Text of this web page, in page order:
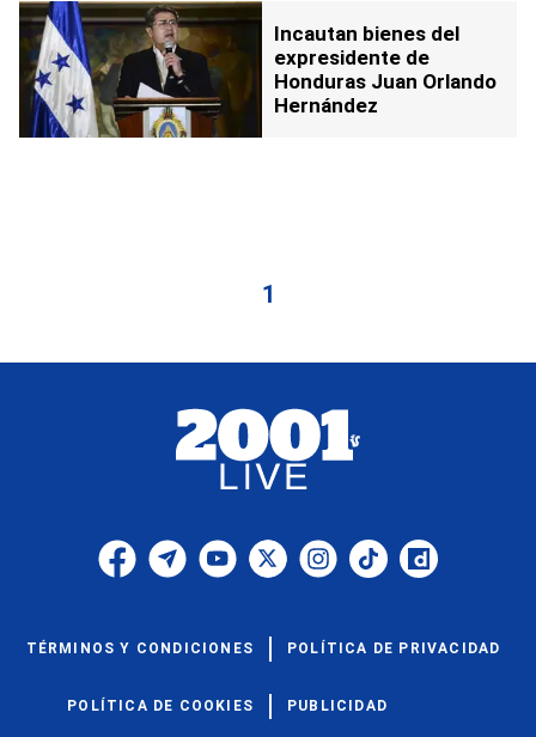
Incautan bienes del
expresidente de
Honduras Juan Orlando
Hernández
1
TÉRMINOS Y CONDICIONES POLÍTICA DE PRIVACIDAD
POLÍTICA DE COOKIES PUBLICIDAD